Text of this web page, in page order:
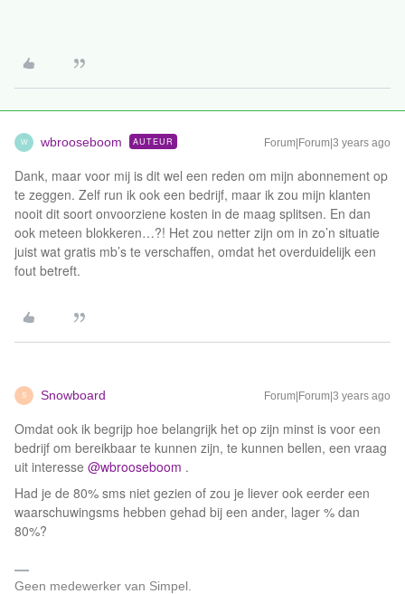
W wbrooseboom AUTEUR Forum|Forum|3 years ago
Dank, maar voor mij is dit wel een reden om mijn abonnement op
te zeggen. Zelf run ik ook een bedrijf, maar ik zou mijn klanten
nooit dit soort onvoorziene kosten in de maag splitsen. En dan
ook meteen blokkeren…?! Het zou netter zijn om in zo’n situatie
juist wat gratis mb’s te verschaffen, omdat het overduidelijk een
fout betreft.
S Snowboard Forum|Forum|3 years ago
Omdat ook ik begrijp hoe belangrijk het op zijn minst is voor een
bedrijf om bereikbaar te kunnen zijn, te kunnen bellen, een vraag
uit interesse @wbrooseboom .
Had je de 80% sms niet gezien of zou je liever ook eerder een
waarschuwingsms hebben gehad bij een ander, lager % dan
80%?
Geen medewerker van Simpel.